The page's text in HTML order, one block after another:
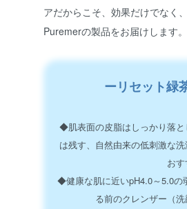
アだからこそ、効果だけでなく
Puremerの製品をお届けします。
ーリセット緑
◆肌表面の皮脂はしっかり落
は残す、自然由来の低刺激な
お
◆健康な肌に近いpH4.0～5.0の
る前のクレンザー（